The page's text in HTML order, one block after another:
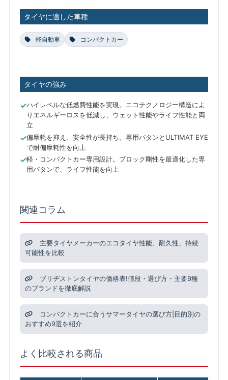
タイヤに適した車種
軽自動車 コンパクトカー
タイヤの強み
ハイレベルな低燃費性能を実現。エコテクノロジー構造によ
りエネルギーロスを低減し、ウェット性能やライフ性能と両
立
偏摩耗を抑え、安全性が長持ち。専用パタンとULTIMAT EYE
で耐偏摩耗性を向上
軽・コンパクトカー専用設計。ブロック剛性を最適化した専
用パタンで、ライフ性能を向上
関連コラム
主要タイヤメーカーのエコタイヤ性能、耐久性、持続
可能性を比較
ブリヂストンタイヤの価格表!値段・選び方・主要9種
のブランドを徹底解説
コンパクトカーに合うサマータイヤの選び方|目的別の
おすすめ9選を紹介
よく比較される商品